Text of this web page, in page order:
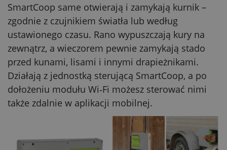
SmartCoop same otwierają i zamykają kurnik –
zgodnie z czujnikiem światła lub według
ustawionego czasu. Rano wypuszczają kury na
zewnątrz, a wieczorem pewnie zamykają stado
przed kunami, lisami i innymi drapieżnikami.
Działają z jednostką sterującą SmartCoop, a po
dołożeniu modułu Wi‑Fi możesz sterować nimi
także zdalnie w aplikacji mobilnej.